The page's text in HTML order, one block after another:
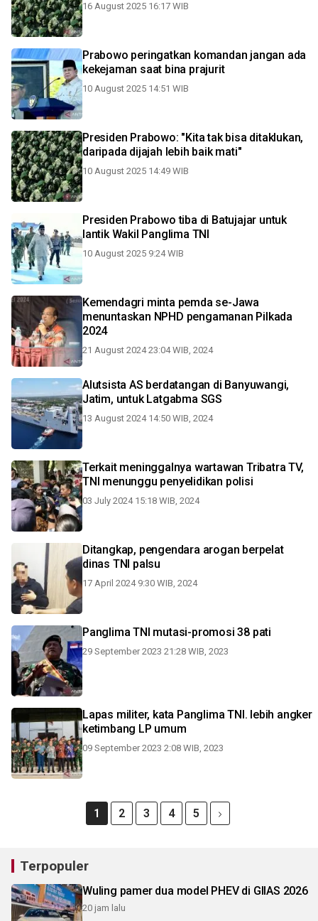
16 August 2025 16:17 WIB
Prabowo peringatkan komandan jangan ada
kekejaman saat bina prajurit
10 August 2025 14:51 WIB
Presiden Prabowo: "Kita tak bisa ditaklukan,
daripada dijajah lebih baik mati"
10 August 2025 14:49 WIB
Presiden Prabowo tiba di Batujajar untuk
lantik Wakil Panglima TNI
10 August 2025 9:24 WIB
Kemendagri minta pemda se-Jawa
menuntaskan NPHD pengamanan Pilkada
2024
21 August 2024 23:04 WIB, 2024
Alutsista AS berdatangan di Banyuwangi,
Jatim, untuk Latgabma SGS
13 August 2024 14:50 WIB, 2024
Terkait meninggalnya wartawan Tribatra TV,
TNI menunggu penyelidikan polisi
03 July 2024 15:18 WIB, 2024
Ditangkap, pengendara arogan berpelat
dinas TNI palsu
17 April 2024 9:30 WIB, 2024
Panglima TNI mutasi-promosi 38 pati
29 September 2023 21:28 WIB, 2023
Lapas militer, kata Panglima TNI. lebih angker
ketimbang LP umum
09 September 2023 2:08 WIB, 2023
1 2 3 4 5
Terpopuler
Wuling pamer dua model PHEV di GIIAS 2026
20 jam lalu